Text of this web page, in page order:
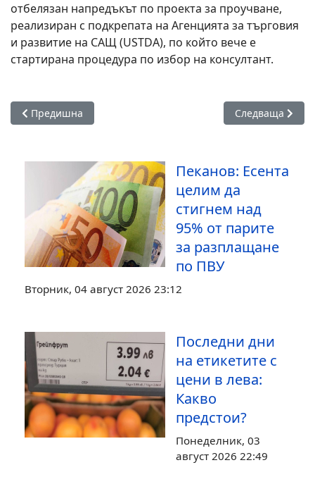
отбелязан напредъкът по проекта за проучване,
реализиран с подкрепата на Агенцията за търговия
и развитие на САЩ (USTDA), по който вече е
стартирана процедура по избор на консултант.
Предишна статия: Повечето зеленчуци поскъпват
Предишна Следваща
Следваща
Пеканов: Есента
целим да
стигнем над
95% от парите
за разплащане
по ПВУ
Вторник, 04 август 2026 23:12
Последни дни
на етикетите с
цени в лева:
Какво
предстои?
Понеделник, 03
август 2026 22:49